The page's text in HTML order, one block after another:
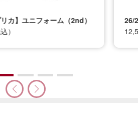
カ】ユニフォーム（2nd）
）
26/